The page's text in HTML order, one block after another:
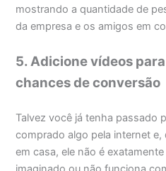
mostrando a quantidade de
da empresa e os amigos em
5. Adicione vídeos
chances de conversão
Talvez você já tenha passado
comprado algo pela internet
em casa, ele não é